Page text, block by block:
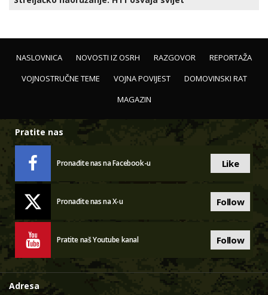
NASLOVNICA NOVOSTI IZ OSRH RAZGOVOR
REPORTAŽA
VOJNOSTRUČNE TEME
VOJNA POVIJEST
DOMOVINSKI RAT
MAGAZIN
Pratite nas
Pronađite nas na Facebook-u Like
Pronađite nas na X-u Follow
Pratite naš Youtube kanal Follow
Adresa